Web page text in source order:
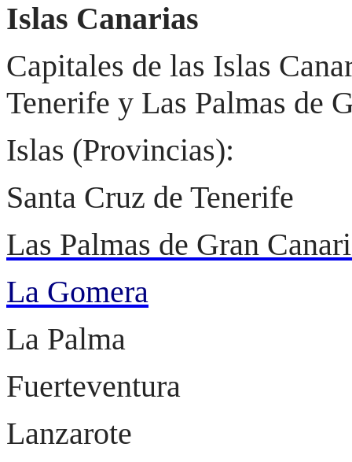
Islas Canarias
Capitales de las Islas
Tenerife y Las Palmas de
Islas (Provincias):
Santa Cruz de Tenerife
Las Palmas de Gran
La Gomera
La Palma
Fuerteventura
Lanzarote